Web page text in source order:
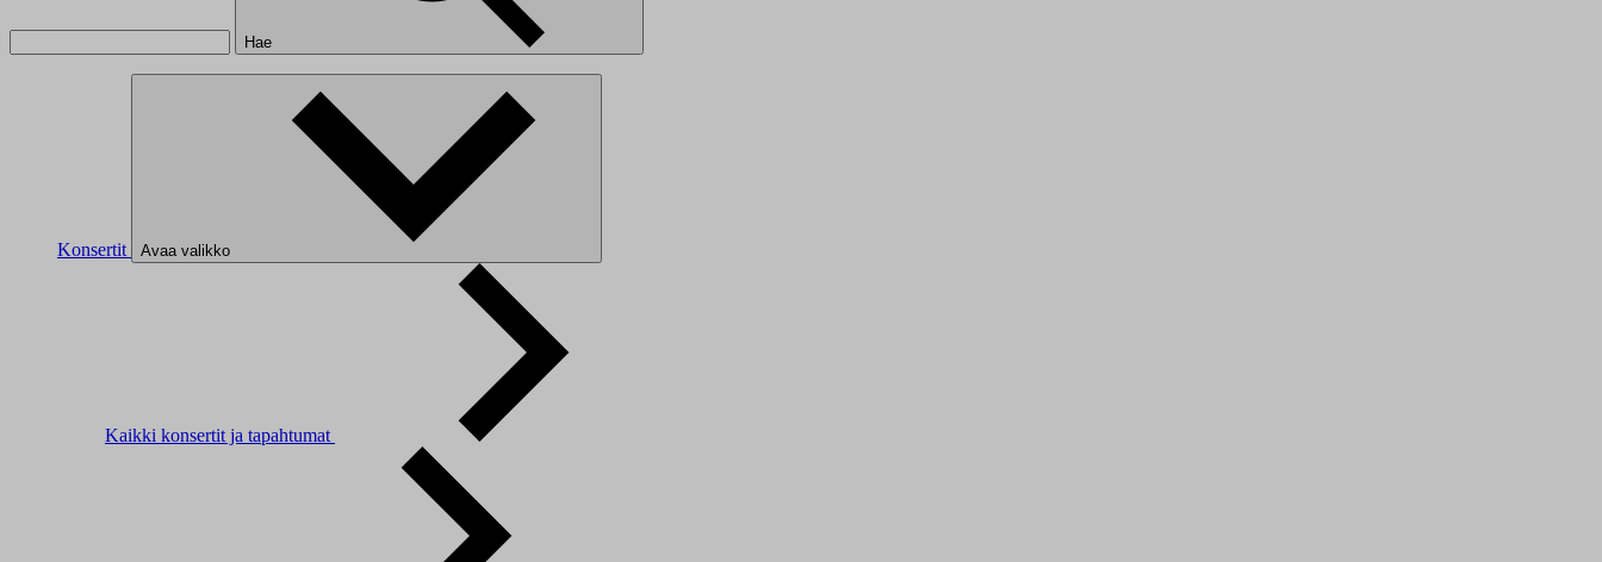
Hae
Konsertit Avaa valikko
Kaikki konsertit ja tapahtumat